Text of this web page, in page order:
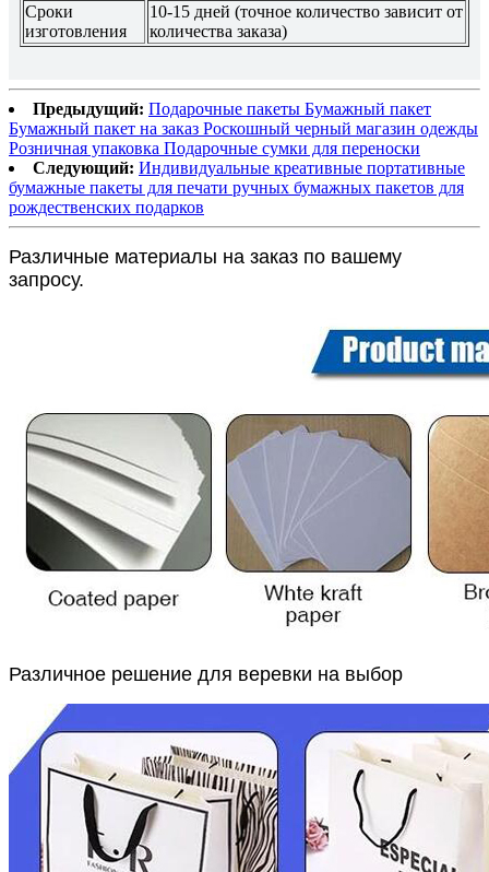
Сроки
изготовления
10-15 дней (точное количество зависит от
количества заказа)
Предыдущий: Подарочные пакеты Бумажный пакет
Бумажный пакет на заказ Роскошный черный магазин одежды
Розничная упаковка Подарочные сумки для переноски
Следующий: Индивидуальные креативные портативные
бумажные пакеты для печати ручных бумажных пакетов для
рождественских подарков
Различные материалы на заказ по вашему
запросу.
Различное решение для веревки на выбор